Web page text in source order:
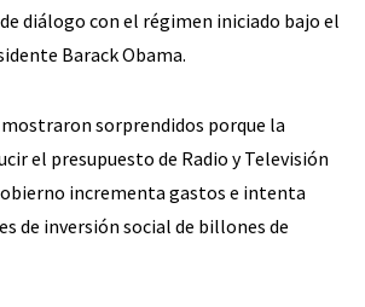
diálogo con el régimen iniciado bajo el
Barack Obama.
sorprendidos porque la
el presupuesto de Radio y Televisión
incrementa gastos e intenta
de inversión social de billones de